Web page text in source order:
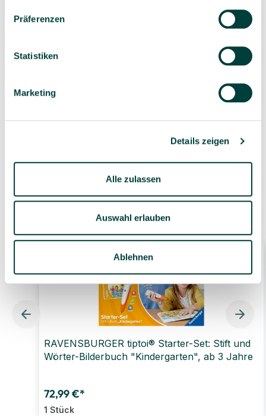
Präferenzen
Statistiken
Marketing
Details zeigen
Alle zulassen
Auswahl erlauben
Ablehnen
Kompetente und
individuelle Beratung
Geprüfte Lieferkette
1-3 Werktage Lieferzeit
eigenen Lager
Ähnliche Produkte
RAVENSBURGER tiptoi® Starter-Set: Stift und
Wörter-Bilderbuch "Kindergarten", ab 3 Jahre
72,99 €*
1 Stück